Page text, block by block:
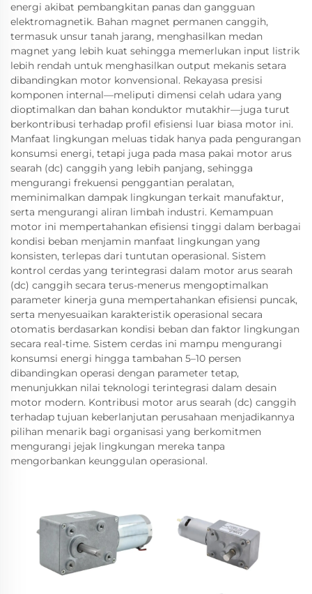
energi akibat pembangkitan panas dan gangguan
elektromagnetik. Bahan magnet permanen canggih,
termasuk unsur tanah jarang, menghasilkan medan
magnet yang lebih kuat sehingga memerlukan input listrik
lebih rendah untuk menghasilkan output mekanis setara
dibandingkan motor konvensional. Rekayasa presisi
komponen internal—meliputi dimensi celah udara yang
dioptimalkan dan bahan konduktor mutakhir—juga turut
berkontribusi terhadap profil efisiensi luar biasa motor ini.
Manfaat lingkungan meluas tidak hanya pada pengurangan
konsumsi energi, tetapi juga pada masa pakai motor arus
searah (dc) canggih yang lebih panjang, sehingga
mengurangi frekuensi penggantian peralatan,
meminimalkan dampak lingkungan terkait manufaktur,
serta mengurangi aliran limbah industri. Kemampuan
motor ini mempertahankan efisiensi tinggi dalam berbagai
kondisi beban menjamin manfaat lingkungan yang
konsisten, terlepas dari tuntutan operasional. Sistem
kontrol cerdas yang terintegrasi dalam motor arus searah
(dc) canggih secara terus-menerus mengoptimalkan
parameter kinerja guna mempertahankan efisiensi puncak,
serta menyesuaikan karakteristik operasional secara
otomatis berdasarkan kondisi beban dan faktor lingkungan
secara real-time. Sistem cerdas ini mampu mengurangi
konsumsi energi hingga tambahan 5–10 persen
dibandingkan operasi dengan parameter tetap,
menunjukkan nilai teknologi terintegrasi dalam desain
motor modern. Kontribusi motor arus searah (dc) canggih
terhadap tujuan keberlanjutan perusahaan menjadikannya
pilihan menarik bagi organisasi yang berkomitmen
mengurangi jejak lingkungan mereka tanpa
mengorbankan keunggulan operasional.